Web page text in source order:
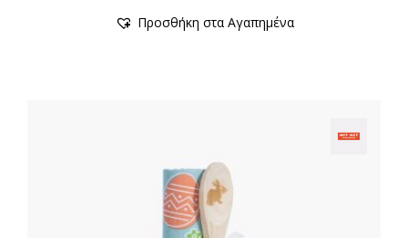
Προσθήκη στα Αγαπημένα